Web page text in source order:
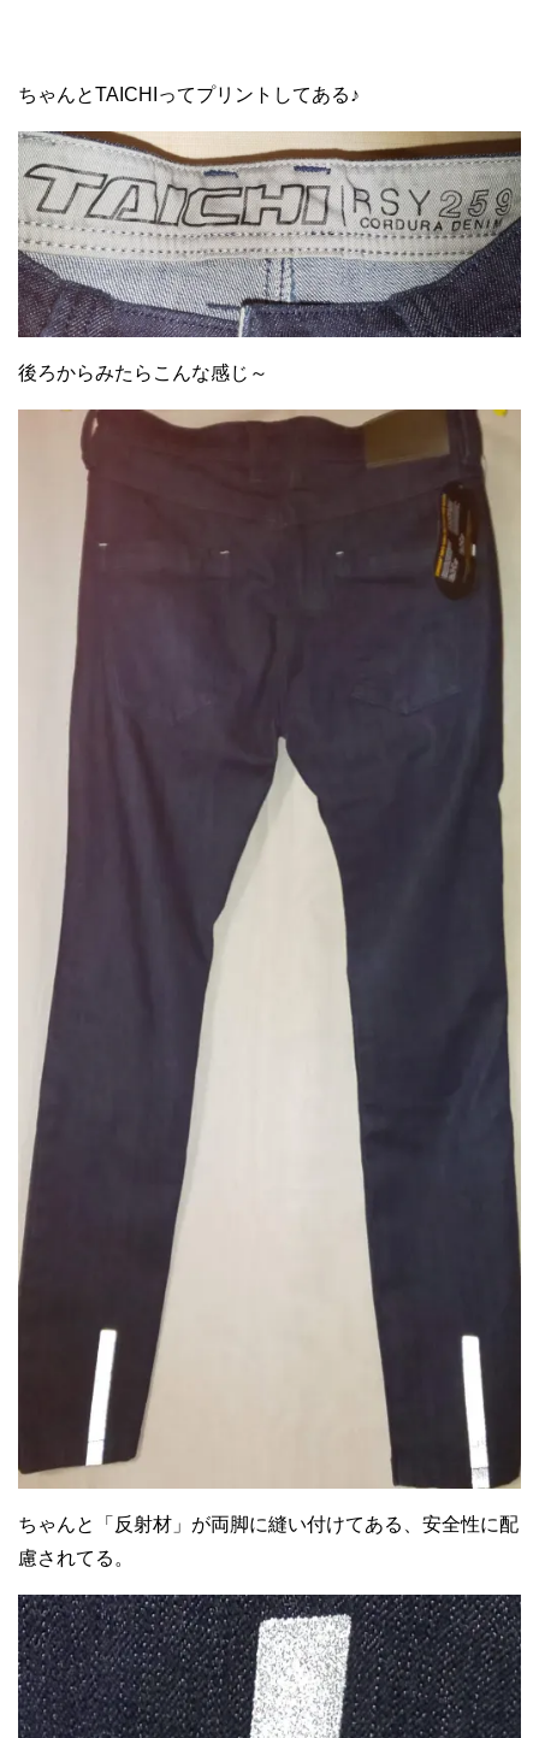
ちゃんとTAICHIってプリントしてある♪
後ろからみたらこんな感じ～
ちゃんと「反射材」が両脚に縫い付けてある、安全性に配
慮されてる。